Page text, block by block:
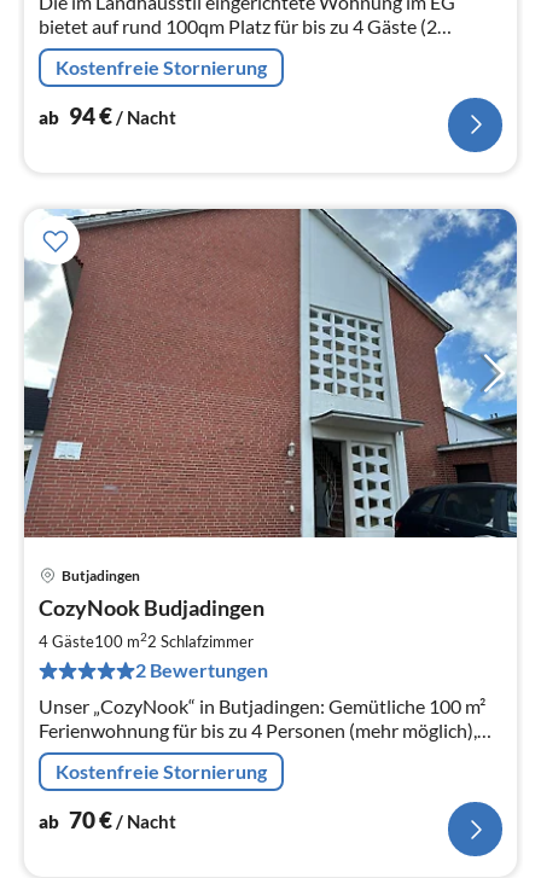
bietet auf rund 100qm Platz für bis zu 4 Gäste (2
Schlafzimmer). Hinzu kommt ein nahezu uneinsehbarer,
eingezäunter Garten.
Kostenfreie Stornierung
ab 94€/ Nacht
Butjadingen
CozyNook Budjadingen
4 Gäste100 m22 Schlafzimmer
2 Bewertungen
Unser „CozyNook“ in Butjadingen: Gemütliche 100 m²
Ferienwohnung für bis zu 4 Personen (mehr möglich),
mit 2 Zimmern – ideal für einen entspannten Urlaub in
ruhiger Lage.
Kostenfreie Stornierung
ab 70€/ Nacht